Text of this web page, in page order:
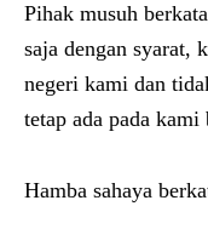
Pihak musuh
saja dengan syarat,
negeri kami dan
tetap ada pada
Hamba sahaya